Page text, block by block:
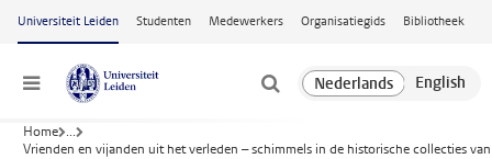
Ga naar hoofdinhoud
Universiteit Leiden Studenten Medewerkers Organisatiegids Bibliotheek
Menu
Home ...
Vrienden en vijanden uit het verleden – schimmels in de historische collecties